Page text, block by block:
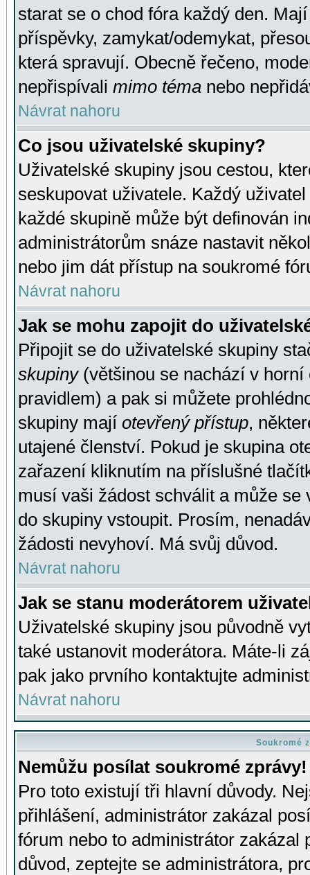
starat se o chod fóra každý den.
příspěvky, zamykat/odemykat,
která spravují. Obecně řečeno,
nepřispívali mimo téma nebo
Návrat nahoru
Co jsou uživatelské skupiny?
Uživatelské skupiny jsou cestou,
seskupovat uživatele. Každý
každé skupině může být definován
administrátorům snáze nastavit
nebo jim dát přístup na soukromé
Návrat nahoru
Jak se mohu zapojit do
Připojit se do uživatelské skupiny
skupiny(většinou se nachází v horní
pravidlem) a pak si můžete
skupiny mají otevřený přístup,
utajené členství. Pokud je skupina
zařazení kliknutím na příslušné
musí vaši žádost schválit a může se
do skupiny vstoupit. Prosím,
žádosti nevyhoví. Má svůj důvod.
Návrat nahoru
Jak se stanu moderátorem
Uživatelské skupiny jsou původně
také ustanovit moderátora. Máte-li
pak jako prvního kontaktujte
Návrat nahoru
Soukromé
Nemůžu posílat soukromé zprávy!
Pro toto existují tři hlavní důvody.
přihlášení, administrátor zakázal
fórum nebo to administrátor zakázal
důvod, zeptejte se administrátora,